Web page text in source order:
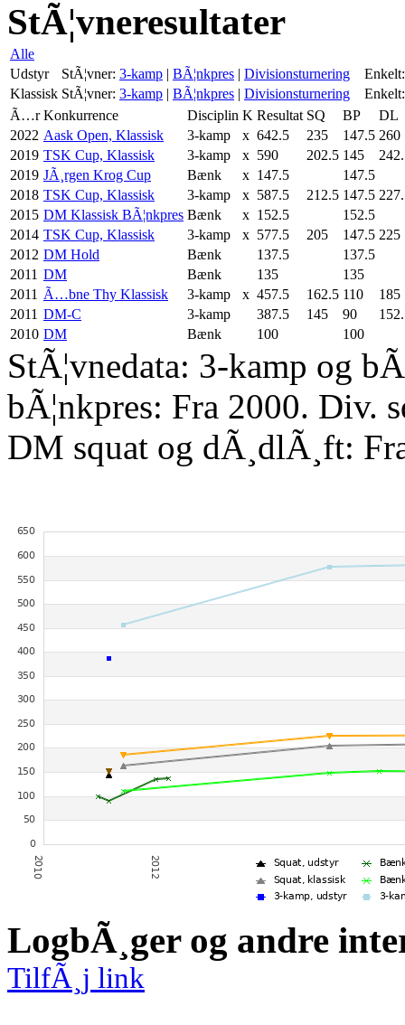
StÃ¦vneresultater
Alle
Udstyr
StÃ¦vner: 3-kamp | BÃ¦nkpres | Divisionsturnering
Enkelt:
Klassisk StÃ¦vner: 3-kamp | BÃ¦nkpres | Divisionsturnering
Enkelt:
Ã…r Konkurrence Disciplin K Resultat SQ BP
DL
2022 Aask Open, Klassisk 3-kamp x 642.5 235 147.5 260
2019 TSK Cup, Klassisk 3-kamp x 590 202.5 145
2019 JÃ¸rgen Krog Cup Bænk x 147.5
147.5
2018 TSK Cup, Klassisk 3-kamp x 587.5 212.5 147.5
2015 DM Klassisk BÃ¦nkpres Bænk x 152.5
152.5
2014 TSK Cup, Klassisk 3-kamp x 577.5 205 147.5 225
2012 DM Hold Bænk 137.5
137.5
2011 DM Bænk 135
135
2011 Ã…bne Thy Klassisk 3-kamp x 457.5 162.5 110
185
2011 DM-C 3-kamp 387.5 145 90
2010 DM Bænk 100 100
StÃ¦vnedata: 3-kamp og
bÃ¦nkpres: Fra 2000. Div.
DM squat og dÃ¸dlÃ¸ft:
LogbÃ¸ger og andre
TilfÃ¸j link